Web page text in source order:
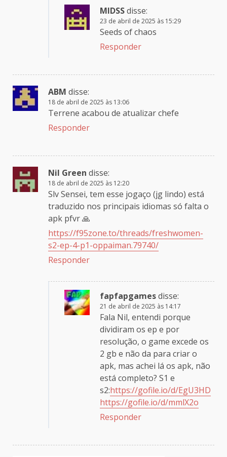
MIDSSdisse:
23 de abril de 2025 às 15:29
Seeds of chaos
Responder
ABM disse:
18 de abril de 2025 às 13:06
Terrene acabou de atualizar chefe
Responder
Nil Green disse:
18 de abril de 2025 às 12:20
Slv Sensei, tem esse jogaço (jg lindo) está
traduzido nos principais idiomas só falta o
apk pfvr 🙏
https://f95zone.to/threads/freshwomen-
s2-ep-4-p1-oppaiman.79740/
Responder
fapfapgamesdisse:
21 de abril de 2025 às 14:17
Fala Nil, entendi porque
dividiram os ep e por
resolução, o game excede os
2 gb e não da para criar o
apk, mas achei lá os apk, não
está completo? S1 e
s2:https://gofile.io/d/EgU3HD
https://gofile.io/d/mmlX2o
Responder